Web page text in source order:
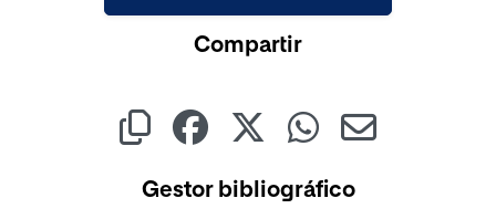
Compartir
Gestor bibliográfico